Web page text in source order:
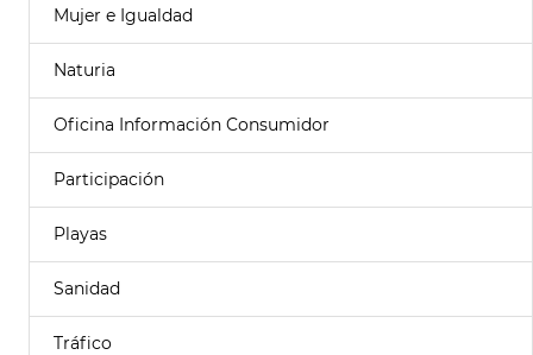
Mujer e Igualdad
Naturia
Oficina Información Consumidor
Participación
Playas
Sanidad
Tráfico